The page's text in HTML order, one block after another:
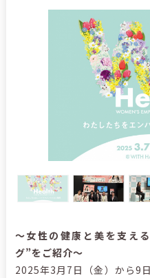
～女性の健康と美を支え
グ”をご紹介～
2025年3月7日（金）から9